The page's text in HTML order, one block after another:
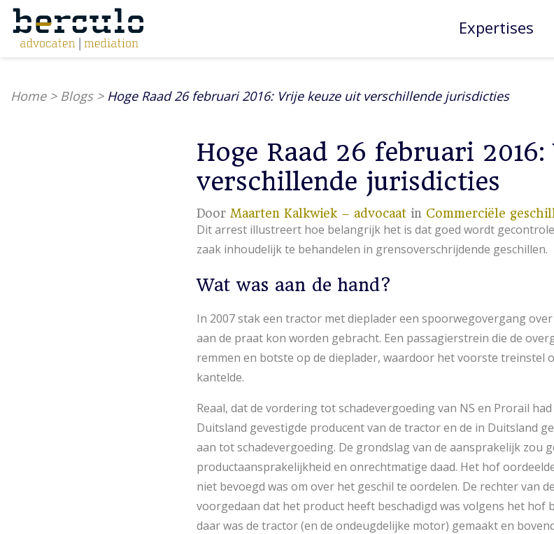
Expertises
Home> Blogs> Hoge Raad 26 februari 2016: Vrije keuze uit verschillende jurisdicties
Hoge Raad 26 februari
verschillende jurisdicties
Door Maarten Kalkwiek – advocaat in Commerciële
Dit arrest illustreert hoe belangrijk het is dat goed wordt
zaak inhoudelijk te behandelen in grensoverschrijdende geschillen.
Wat was aan de hand?
In 2007 stak een tractor met dieplader een spoorwegovergang
aan de praat kon worden gebracht. Een passagierstrein die de
remmen en botste op de dieplader, waardoor het voorste treinstel
kantelde.
Reaal, dat de vordering tot schadevergoeding van NS en Prorail
Duitsland gevestigde producent van de tractor en de in Duitsland
aan tot schadevergoeding. De grondslag van de aansprakelijk zou
productaansprakelijkheid en onrechtmatige daad. Het hof
niet bevoegd was om over het geschil te oordelen. De rechter van
voorgedaan dat het product heeft beschadigd was volgens het hof
daar was de tractor (en de ondeugdelijke motor) gemaakt en